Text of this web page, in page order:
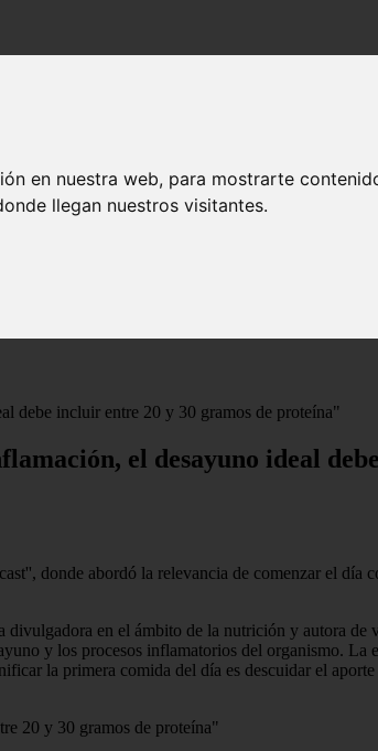
en nuestra web, para mostrarte
llegan nuestros visitantes.
debe incluir entre 20 y 30 gramos de proteína"
el desayuno ideal
donde abordó la relevancia de comenzar el día
en el ámbito de la nutrición y autora de
y los procesos inflamatorios del organismo. La
la primera comida del día es descuidar el